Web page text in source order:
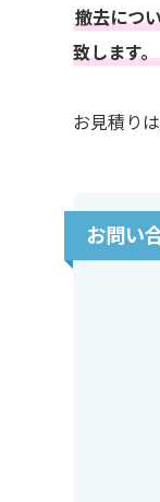
撤去につ
致します。
お見積り
お問い